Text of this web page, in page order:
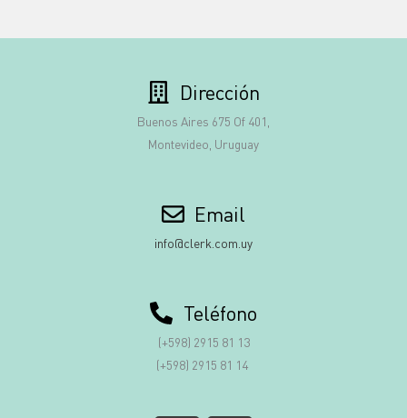
Dirección
Buenos Aires 675 Of 401,
Montevideo, Uruguay
Email
info@clerk.com.uy
Teléfono
(+598) 2915 81 13
(+598) 2915 81 14